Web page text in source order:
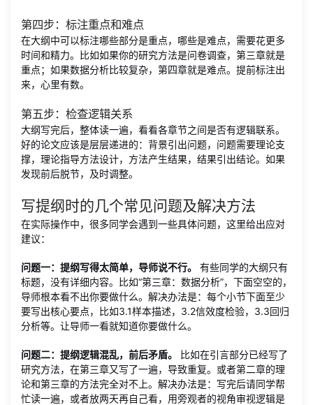
第四步：标注重点和难点
在大纲中可以标注哪些部分是重点，哪些是难点，需要花更多
时间和精力。比如如果你的研究方法是问卷调查，第三章就是
重点；如果数据分析比较复杂，第四章就是难点。提前标注出
来，心里有数。
第五步：检查逻辑关系
大纲写完后，整体读一遍，看看各章节之间是否有逻辑联系。
好的论文应该是层层递进的：背景引出问题，问题需要理论支
撑，理论指导方法设计，方法产生结果，结果引出结论。如果
发现前后脱节，及时调整。
写提纲时的几个常见问题及解决方法
在实际操作中，很多同学会遇到一些具体问题，这里给出应对
建议：
问题一：提纲写得太简单，导师说不行。
有些同学的大纲只有
标题，没有详细内容。比如“第三章：数据分析”，下面空空的，
导师根本看不出你要做什么。解决办法是：每个小节下面至少
要写出核心要点，比如3.1样本描述，3.2信效度检验，3.3回归
分析等。让导师一看就知道你要做什么。
问题二：提纲逻辑混乱，前后矛盾。
比如在引言部分已经写了
研究方法，在第三章又写了一遍，导致重复。或者第二章的理
论和第三章的方法完全对不上。解决办法是：写完后请同学帮
忙读一遍，或者放两天再自己看，用旁观者的视角审视逻辑是